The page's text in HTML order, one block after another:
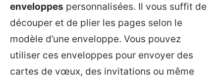
enveloppes personnalisées. Il vous suffit de
découper et de plier les pages selon le
modèle d’une enveloppe. Vous pouvez
utiliser ces enveloppes pour envoyer des
cartes de vœux, des invitations ou même